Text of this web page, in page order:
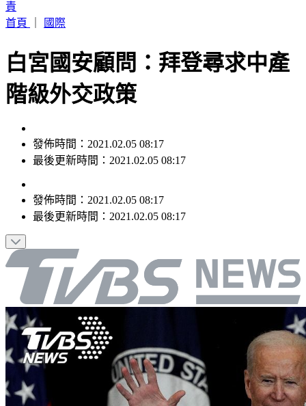
責
首頁
國際
白宮國安顧問：拜登尋求中產
階級外交政策
發佈時間：2021.02.05 08:17
最後更新時間：2021.02.05 08:17
發佈時間： 2021.02.05 08:17
最後更新時間： 2021.02.05 08:17